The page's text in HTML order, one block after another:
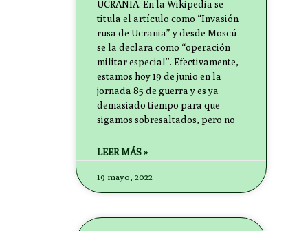
UCRANIA. En la Wikipedia se
titula el artículo como “Invasión
rusa de Ucrania” y desde Moscú
se la declara como “operación
militar especial”. Efectivamente,
estamos hoy 19 de junio en la
jornada 85 de guerra y es ya
demasiado tiempo para que
sigamos sobresaltados, pero no
LEER MÁS »
19 mayo, 2022